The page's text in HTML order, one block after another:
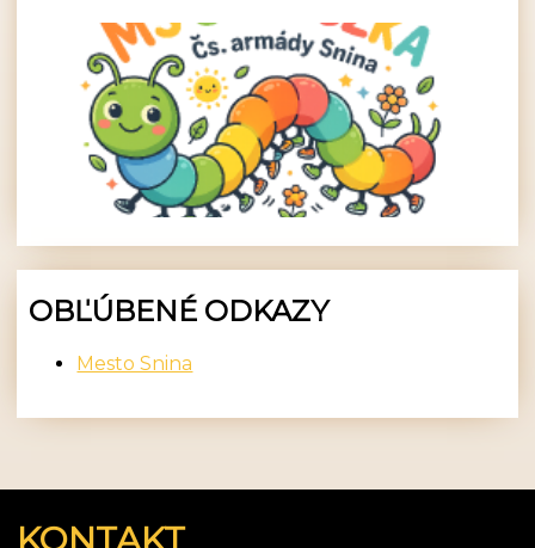
OBĽÚBENÉ ODKAZY
Mesto Snina
KONTAKT